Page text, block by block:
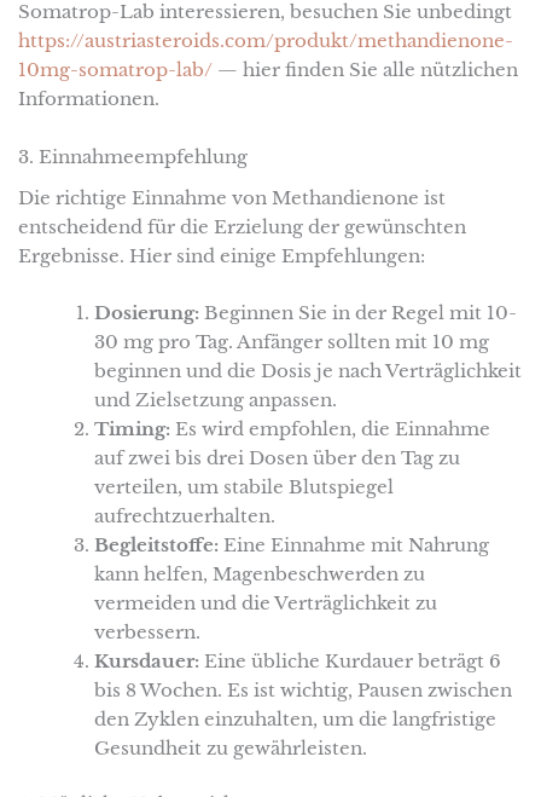
Somatrop-Lab interessieren, besuchen Sie unbedingt
https://austriasteroids.com/produkt/methandienone-
10mg-somatrop-lab/— hier finden Sie alle nützlichen
Informationen.
3. Einnahmeempfehlung
Die richtige Einnahme von Methandienone ist
entscheidend für die Erzielung der gewünschten
Ergebnisse. Hier sind einige Empfehlungen:
Dosierung: Beginnen Sie in der Regel mit 10-
30 mg pro Tag. Anfänger sollten mit 10 mg
beginnen und die Dosis je nach Verträglichkeit
und Zielsetzung anpassen.
Timing: Es wird empfohlen, die Einnahme
auf zwei bis drei Dosen über den Tag zu
verteilen, um stabile Blutspiegel
aufrechtzuerhalten.
Begleitstoffe: Eine Einnahme mit Nahrung
kann helfen, Magenbeschwerden zu
vermeiden und die Verträglichkeit zu
verbessern.
Kursdauer: Eine übliche Kurdauer beträgt 6
bis 8 Wochen. Es ist wichtig, Pausen zwischen
den Zyklen einzuhalten, um die langfristige
Gesundheit zu gewährleisten.